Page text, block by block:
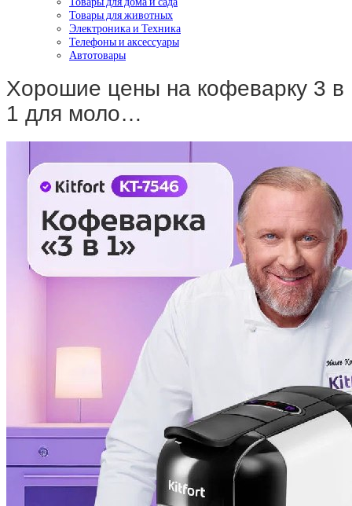
Товары для животных
Электроника и Техника
Телефоны и аксессуары
Автотовары
Хорошие цены на кофеварку 3 в
1 для моло…